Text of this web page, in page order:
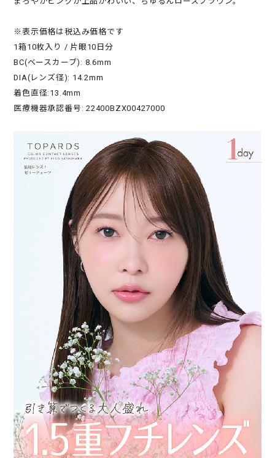
※表示価格は税込み価格です
1箱10枚入り / 片眼10日分
BC(ベースカーブ): 8.6mm
DIA(レンズ径): 14.2mm
着色直径:13.4mm
医療機器承認番号: 22400BZX00427000